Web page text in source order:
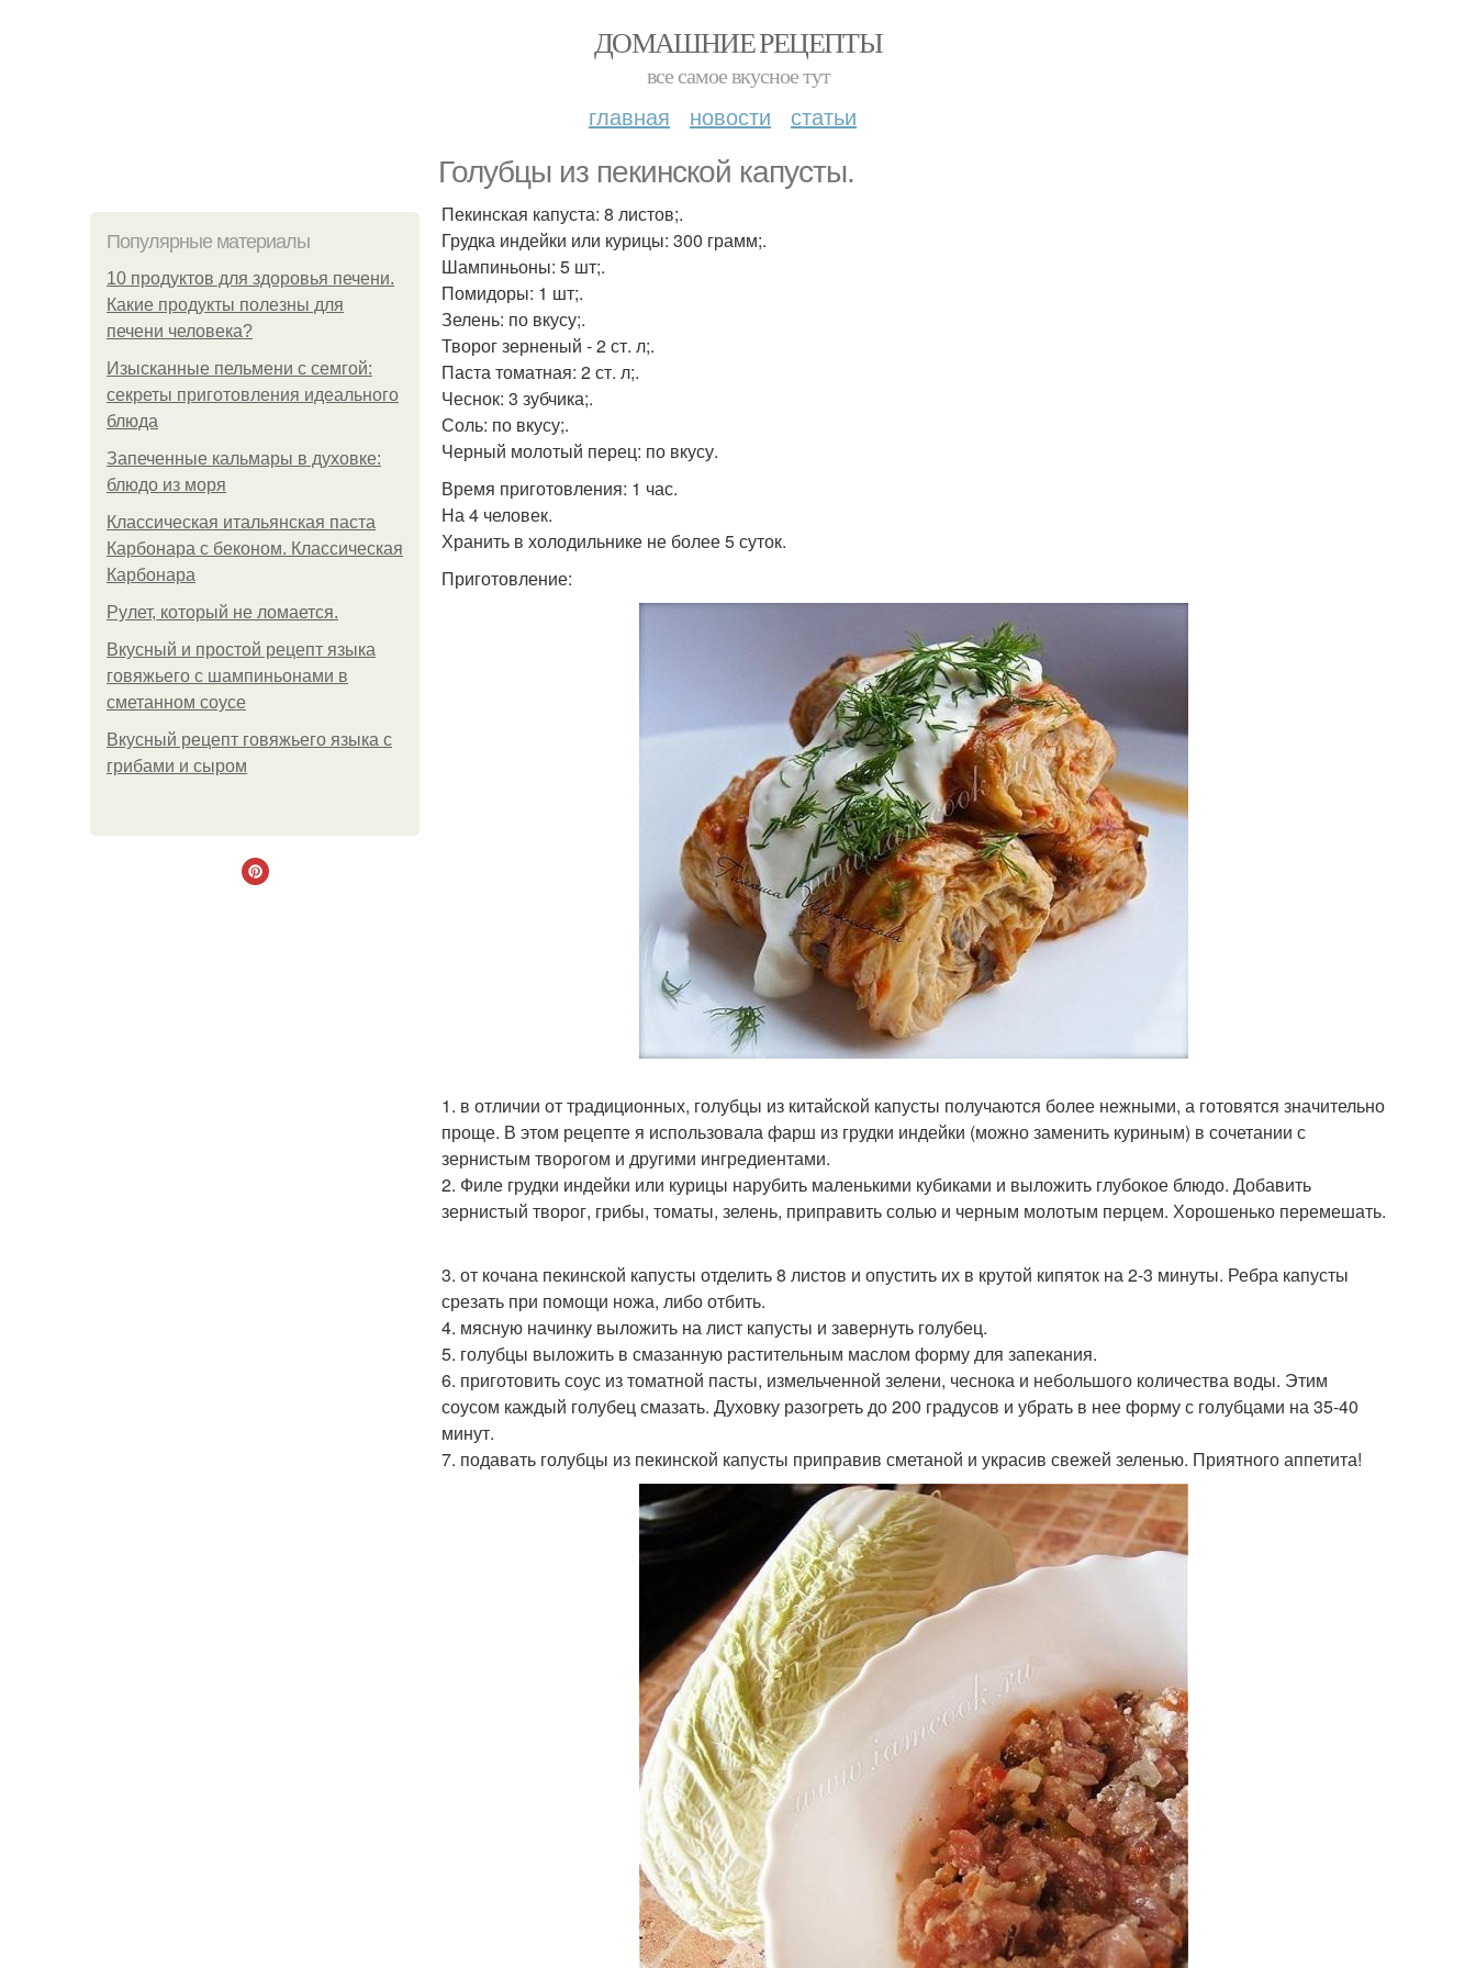
ДОМАШНИЕ РЕЦЕПТЫ
все самое вкусное тут
главная новости статьи
Голубцы из пекинской капусты.
Популярные материалы
10 продуктов для здоровья печени.
Какие продукты полезны для
печени человека?
Изысканные пельмени с семгой:
секреты приготовления идеального
блюда
Запеченные кальмары в духовке:
блюдо из моря
Классическая итальянская паста
Карбонара с беконом. Классическая
Карбонара
Рулет, который не ломается.
Вкусный и простой рецепт языка
говяжьего с шампиньонами в
сметанном соусе
Вкусный рецепт говяжьего языка с
грибами и сыром
Пекинская капуста: 8 листов;.
Грудка индейки или курицы: 300 грамм;.
Шампиньоны: 5 шт;.
Помидоры: 1 шт;.
Зелень: по вкусу;.
Творог зерненый - 2 ст. л;.
Паста томатная: 2 ст. л;.
Чеснок: 3 зубчика;.
Соль: по вкусу;.
Черный молотый перец: по вкусу.
Время приготовления: 1 час.
На 4 человек.
Хранить в холодильнике не более 5 суток.
Приготовление:
1. в отличии от традиционных, голубцы из китайской капусты получаются более нежными, а готовятся значительно
проще. В этом рецепте я использовала фарш из грудки индейки (можно заменить куриным) в сочетании с
зернистым творогом и другими ингредиентами.
2. Филе грудки индейки или курицы нарубить маленькими кубиками и выложить глубокое блюдо. Добавить
зернистый творог, грибы, томаты, зелень, приправить солью и черным молотым перцем. Хорошенько перемешать.
3. от кочана пекинской капусты отделить 8 листов и опустить их в крутой кипяток на 2-3 минуты. Ребра капусты
срезать при помощи ножа, либо отбить.
4. мясную начинку выложить на лист капусты и завернуть голубец.
5. голубцы выложить в смазанную растительным маслом форму для запекания.
6. приготовить соус из томатной пасты, измельченной зелени, чеснока и небольшого количества воды. Этим
соусом каждый голубец смазать. Духовку разогреть до 200 градусов и убрать в нее форму с голубцами на 35-40
минут.
7. подавать голубцы из пекинской капусты приправив сметаной и украсив свежей зеленью. Приятного аппетита!